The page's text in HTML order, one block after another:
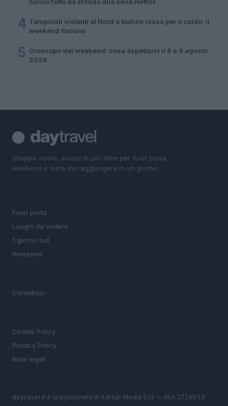
4 Temporali violenti al Nord e bollino rosso per il caldo: il
weekend italiano
5 Oroscopo del weekend: cosa aspettarsi il 8 e 9 agosto
2026
Viaggia vicino, scopri di più. Idee per fuori porta,
weekend e mete da raggiungere in un giorno.
Fuori porta
Luoghi da vedere
1 giorno out
Weekend
Contattaci
Cookie Policy
Privacy Policy
Note legali
daytravel.it è una proprietà di AdHub Media S.r.l. — REA 2729933